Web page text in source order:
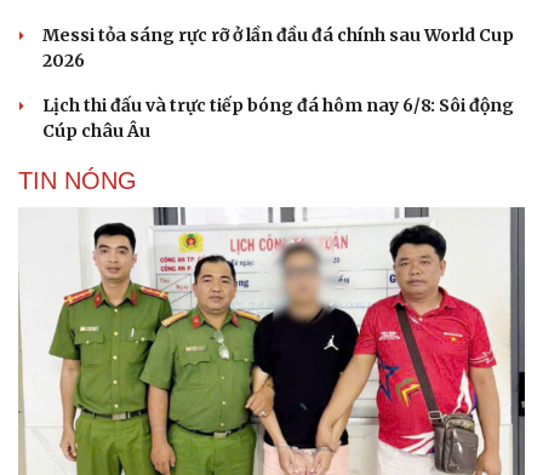
Messi tỏa sáng rực rỡ ở lần đầu đá chính sau World Cup
2026
Lịch thi đấu và trực tiếp bóng đá hôm nay 6/8: Sôi động
Cúp châu Âu
TIN NÓNG